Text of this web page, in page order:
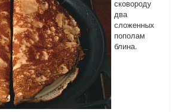
сковороду
два
сложенных
пополам
блина.